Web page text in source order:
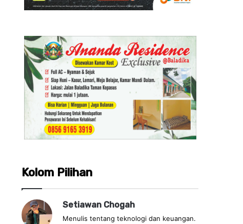
Kolom Pilihan
Setiawan Chogah
Menulis tentang teknologi dan keuangan.